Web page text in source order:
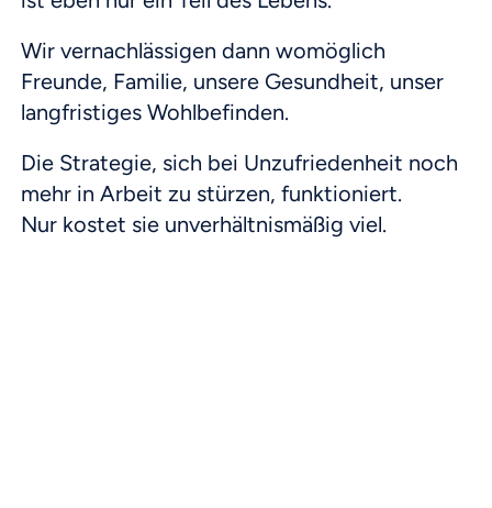
Wir vernachlässigen dann womöglich
Freunde, Familie, unsere Gesundheit, unser
langfristiges Wohlbefinden.
Die Strategie, sich bei Unzufriedenheit noch
mehr in Arbeit zu stürzen, funktioniert.
Nur kostet sie unverhältnismäßig viel.